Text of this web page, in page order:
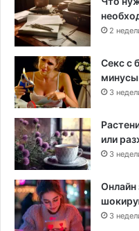
2
Секс с
минусы
3
или
3
Онлайн
3